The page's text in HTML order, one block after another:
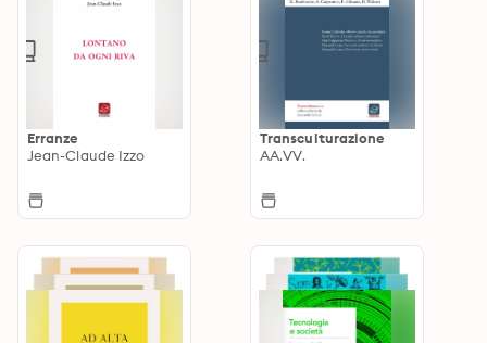
Erranze
Jean-Claude Izzo
Transculturazione
AA.VV.